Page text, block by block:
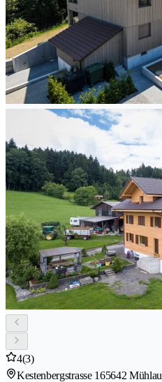
4(3)
Kestenbergstrasse 165642 Mühlau